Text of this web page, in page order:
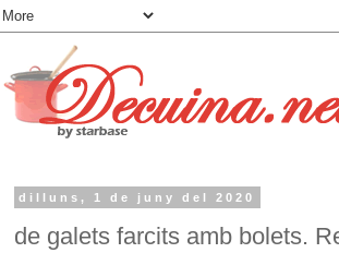
dilluns, 1 de juny del 2020
de galets farcits amb bolets.